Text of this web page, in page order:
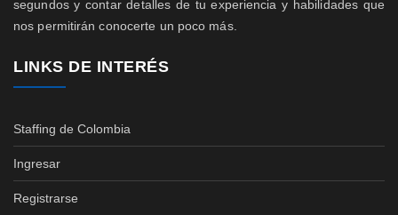
segundos y contar detalles de tu experiencia y habilidades que
nos permitirán conocerte un poco más.
LINKS DE INTERÉS
Staffing de Colombia
Ingresar
Registrarse